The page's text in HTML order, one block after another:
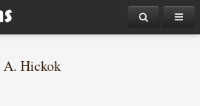
A. Hickok